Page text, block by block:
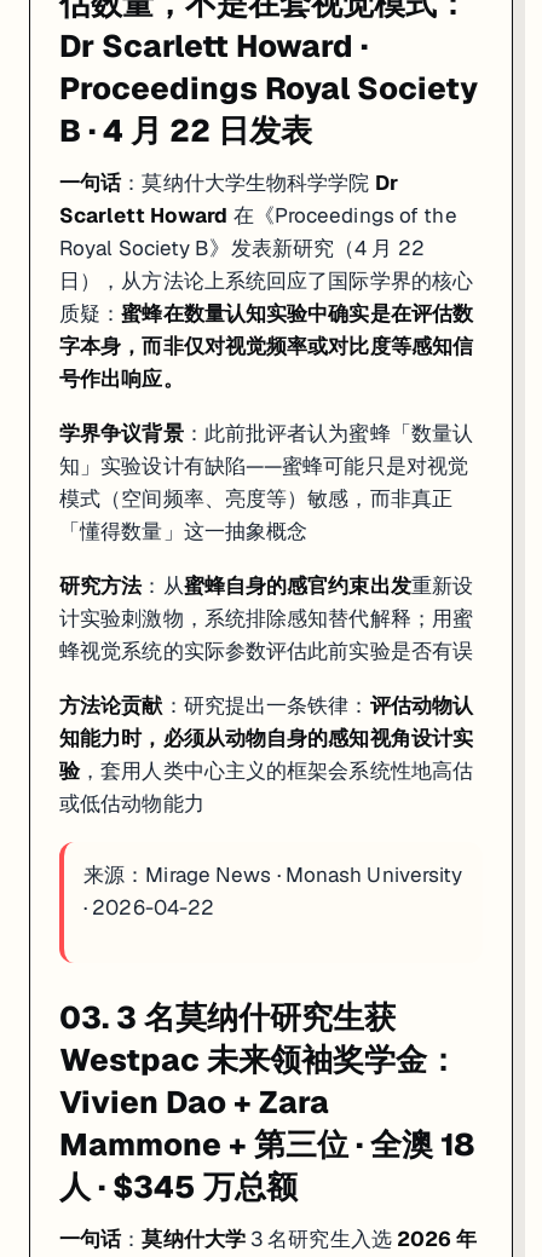
Dr Scarlett Howard ·
Proceedings Royal Society
B · 4 月 22 日发表
一句话：莫纳什大学生物科学学院 Dr
Scarlett Howard 在《Proceedings of the
Royal Society B》发表新研究（4 月 22
日），从方法论上系统回应了国际学界的核心
质疑：蜜蜂在数量认知实验中确实是在评估数
字本身，而非仅对视觉频率或对比度等感知信
号作出响应。
学界争议背景：此前批评者认为蜜蜂「数量认
知」实验设计有缺陷——蜜蜂可能只是对视觉
模式（空间频率、亮度等）敏感，而非真正
「懂得数量」这一抽象概念
研究方法：从蜜蜂自身的感官约束出发重新设
计实验刺激物，系统排除感知替代解释；用蜜
蜂视觉系统的实际参数评估此前实验是否有误
方法论贡献 ：研究提出一条铁律： 评估动物认
知能力时，必须从动物自身的感知视角设计实
验，套用人类中心主义的框架会系统性地高估
或低估动物能力
来源： Mirage News · Monash University
· 2026-04-22
03. 3 名莫纳什研究生获
Westpac 未来领袖奖学金：
Vivien Dao + Zara
Mammone + 第三位 · 全澳 18
人 · $345 万总额
一句话：莫纳什大学3 名研究生入选 2026 年